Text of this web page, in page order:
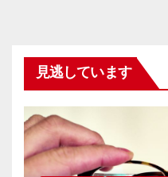
見逃しています